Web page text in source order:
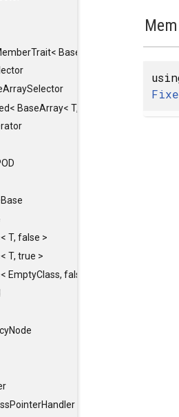
BaseArray< TO >,
BaseArray< T, MINCHUNKSIZE,
T, false >
T, true >
EmptyClass, false >